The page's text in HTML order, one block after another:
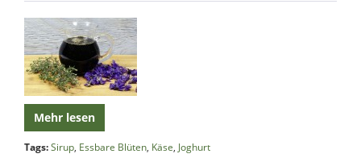
Mehr lesen
Tags:Sirup, Essbare Blüten, Käse, Joghurt